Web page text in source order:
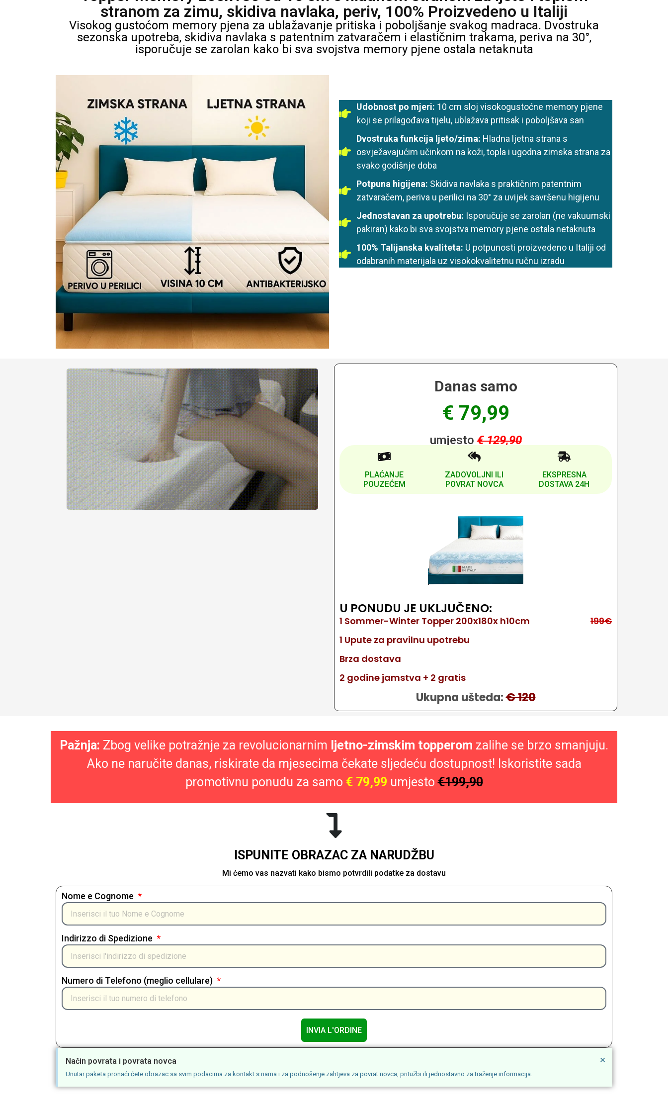
stranom za zimu, skidiva navlaka, periv, 100% Proizvedeno u Italiji
Visokog gustoćom memory pjena za ublažavanje pritiska i poboljšanje svakog madraca. Dvostruka
sezonska upotreba, skidiva navlaka s patentnim zatvaračem i elastičnim trakama, periva na 30°,
isporučuje se zarolan kako bi sva svojstva memory pjene ostala netaknuta
Udobnost po mjeri: 10 cm sloj visokogustoćne memory pjene
koji se prilagođava tijelu, ublažava pritisak i poboljšava san
Dvostruka funkcija ljeto/zima: Hladna ljetna strana s
osvježavajućim učinkom na koži, topla i ugodna zimska strana za
svako godišnje doba
Potpuna higijena: Skidiva navlaka s praktičnim patentnim
zatvaračem, periva u perilici na 30° za uvijek savršenu higijenu
Jednostavan za upotrebu: Isporučuje se zarolan (ne vakuumski
pakiran) kako bi sva svojstva memory pjene ostala netaknuta
100% Talijanska kvaliteta: U potpunosti proizvedeno u Italiji od
odabranih materijala uz visokokvalitetnu ručnu izradu
Danas samo
€ 79,99
umjesto€ 129,90
PLAĆANJE
POUZEĆEM
ZADOVOLJNI ILI
POVRAT NOVCA
EKSPRESNA
DOSTAVA 24H
U PONUDU JE UKLJUČENO:
1 Sommer-Winter Topper 200x180x h10cm
199€
1 Upute za pravilnu upotrebu
Brza dostava
2 godine jamstva + 2 gratis
Ukupna ušteda:€ 120
Pažnja: Zbog velike potražnje za revolucionarnim ljetno-zimskim topperom zalihe se brzo smanjuju.
Ako ne naručite danas, riskirate da mjesecima čekate sljedeću dostupnost! Iskoristite sada
promotivnu ponudu za samo € 79,99 umjesto€199,90
ISPUNITE OBRAZAC ZA NARUDŽBU
Mi ćemo vas nazvati kako bismo potvrdili podatke za dostavu
Nome e Cognome
Indirizzo di Spedizione
Numero di Telefono (meglio cellulare)
INVIA L'ORDINE
Način povrata i povrata novca
Unutar paketa pronaći ćete obrazac sa svim podacima za kontakt s nama i za podnošenje zahtjeva za povrat novca, pritužbi ili jednostavno za traženje informacija.
×